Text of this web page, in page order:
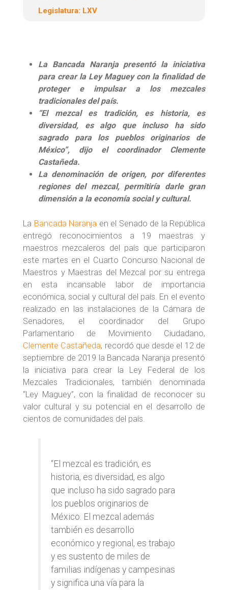
Legislatura: LXV
La Bancada Naranja presentó la iniciativa
para crear la Ley Maguey con la finalidad de
proteger e impulsar a los mezcales
tradicionales del país.
“El mezcal es tradición, es historia, es
diversidad, es algo que incluso ha sido
sagrado para los pueblos originarios de
México”, dijo el coordinador Clemente
Castañeda.
La denominación de origen, por diferentes
regiones del mezcal, permitiría darle gran
dimensión a la economía social y cultural.
La Bancada Naranja en el Senado de la República
entregó reconocimientos a 19 maestras y
maestros mezcaleros del país que participaron
este martes en el Cuarto Concurso Nacional de
Maestros y Maestras del Mezcal por su entrega
en esta incansable labor de importancia
económica, social y cultural del país. En el evento
realizado en las instalaciones de la Cámara de
Senadores, el coordinador del Grupo
Parlamentario de Movimiento Ciudadano,
Clemente Castañeda, recordó que desde el 12 de
septiembre de 2019 la Bancada Naranja presentó
la iniciativa para crear la Ley Federal de los
Mezcales Tradicionales, también denominada
“Ley Maguey”, con la finalidad de reconocer su
valor cultural y su potencial en el desarrollo de
cientos de comunidades del país.
“El mezcal es tradición, es
historia, es diversidad, es algo
que incluso ha sido sagrado para
los pueblos originarios de
México. El mezcal además
también es desarrollo
económico y regional, es trabajo
y es sustento de miles de
familias indígenas y campesinas
y significa una vía para la